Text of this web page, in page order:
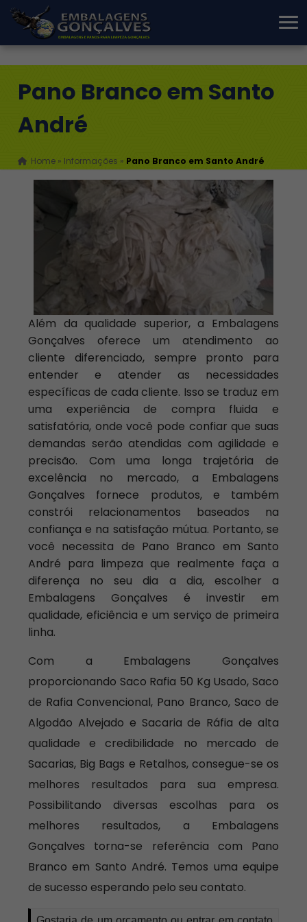
Pano Branco em Santo
André
Home » Informações » Pano Branco em Santo André
Além da qualidade superior, a Embalagens
Gonçalves oferece um atendimento ao
cliente diferenciado, sempre pronto para
entender e atender as necessidades
específicas de cada cliente. Isso se traduz em
uma experiência de compra fluida e
satisfatória, onde você pode confiar que suas
demandas serão atendidas com agilidade e
precisão. Com uma longa trajetória de
excelência no mercado, a Embalagens
Gonçalves fornece produtos, e também
constrói relacionamentos baseados na
confiança e na satisfação mútua. Portanto, se
você necessita de Pano Branco em Santo
André para limpeza que realmente faça a
diferença no seu dia a dia, escolher a
Embalagens Gonçalves é investir em
qualidade, eficiência e um serviço de primeira
linha.
Com a Embalagens Gonçalves
proporcionando Saco Rafia 50 Kg Usado, Saco
de Rafia Convencional, Pano Branco, Saco de
Algodão Alvejado e Sacaria de Ráfia de alta
qualidade e credibilidade no mercado de
Sacarias, Big Bags e Retalhos, consegue-se os
melhores resultados para sua empresa.
Possibilitando diversas escolhas para os
melhores resultados, a Embalagens
Gonçalves torna-se referência com Pano
Branco em Santo André. Temos uma equipe
de sucesso esperando pelo seu contato.